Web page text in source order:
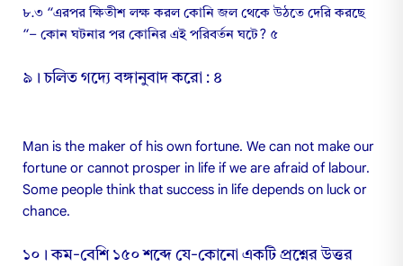
৮.৩ “এরপর ক্ষিতীশ লক্ষ করল কোনি জল থেকে উঠতে দেরি করছে
“– কোন ঘটনার পর কোনির এই পরিবর্তন ঘটে? ৫
৯। চলিত গদ্যে বঙ্গানুবাদ করো : ৪
Man is the maker of his own fortune. We can not make our
fortune or cannot prosper in life if we are afraid of labour.
Some people think that success in life depends on luck or
chance.
১০। কম-বেশি ১৫০ শব্দে যে-কোনো একটি প্রশ্নের উত্তর